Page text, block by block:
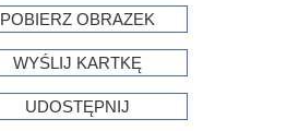
POBIERZ OBRAZEK
WYŚLIJ KARTKĘ
UDOSTĘPNIJ